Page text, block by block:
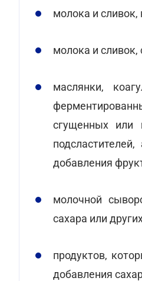
молока и сливок,
молока и сливок,
маслянки,
сгущенных или
добавления
молочной
сахара или
продуктов,
добавления